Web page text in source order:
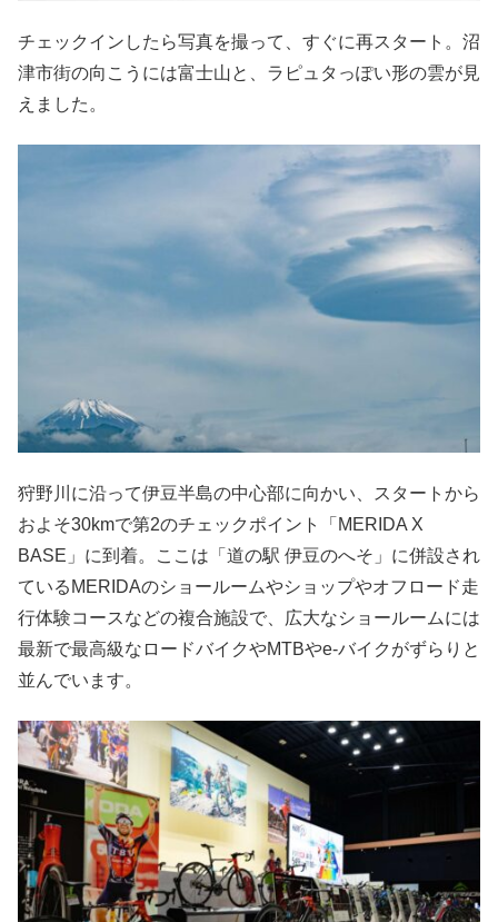
チェックインしたら写真を撮って、すぐに再スタート。沼
津市街の向こうには富士山と、ラピュタっぽい形の雲が見
えました。
狩野川に沿って伊豆半島の中心部に向かい、スタートから
およそ30kmで第2のチェックポイント「MERIDA X
BASE」に到着。ここは「道の駅 伊豆のへそ」に併設され
ているMERIDAのショールームやショップやオフロード走
行体験コースなどの複合施設で、広大なショールームには
最新で最高級なロードバイクやMTBやe-バイクがずらりと
並んでいます。